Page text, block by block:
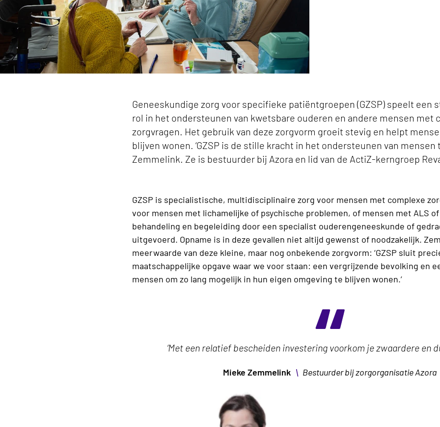
Geneeskundige zorg voor specifieke patiëntgroepen (GZSP) speelt een
rol in het ondersteunen van kwetsbare ouderen en andere mensen met
zorgvragen. Het gebruik van deze zorgvorm groeit stevig en helpt
blijven wonen. ‘GZSP is de stille kracht in het ondersteunen van mensen
Zemmelink. Ze is bestuurder bij Azora en lid van de ActiZ-kerngroep
GZSP is specialistische, multidisciplinaire zorg voor mensen met complexe
voor mensen met lichamelijke of psychische problemen, of mensen met ALS
behandeling en begeleiding door een specialist ouderengeneeskunde of
uitgevoerd. Opname is in deze gevallen niet altijd gewenst of noodzakelijk.
meerwaarde van deze kleine, maar nog onbekende zorgvorm: ‘GZSP sluit
maatschappelijke opgave waar we voor staan: een vergrijzende bevolking en
mensen om zo lang mogelijk in hun eigen omgeving te blijven wonen.’
‘Met een relatief bescheiden investering voorkom je zwaardere en
Mieke Zemmelink \ Bestuurder bij zorgorganisatie Azora